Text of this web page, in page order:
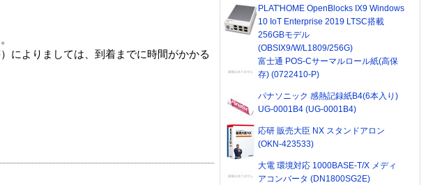
によりましては、到着までに時間がかかる
PLAT'HOME OpenBlocks IX9 Windows
10 IoT Enterprise 2019 LTSC搭載
256GBモデル
(OBSIX9/W/L1809/256G)
富士通 POS-Cサーマルロール紙(高保
存) (0722410-P)
パナソニック 感熱記録紙B4(6本入り)
UG-0001B4 (UG-0001B4)
応研 販売大臣 NX スタンドアロン
(OKN-423533)
大電 環境対応 1000BASE-T/X メディ
アコンバータ (DN1800SG2E)